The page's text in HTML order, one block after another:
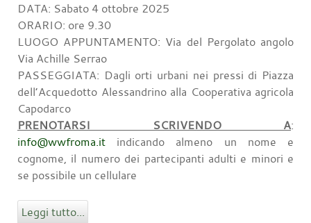
DATA: Sabato 4 ottobre 2025
ORARIO: ore 9.30
LUOGO APPUNTAMENTO: Via del Pergolato angolo
Via Achille Serrao
PASSEGGIATA: Dagli orti urbani nei pressi di Piazza
dell’Acquedotto Alessandrino alla Cooperativa agricola
Capodarco
PRENOTARSI SCRIVENDO A:
info@wwfroma.it indicando almeno un nome e
cognome, il numero dei partecipanti adulti e minori e
se possibile un cellulare
Leggi tutto...